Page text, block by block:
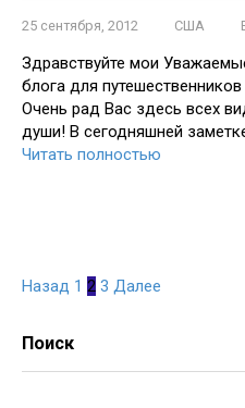
25 сентября, 2012 США
Здравствуйте мои
блога для
Очень рад Вас здесь всех
души! В сегодняшней
Читать полностью
Навигация
Назад 1 2 3 Далее
Поиск